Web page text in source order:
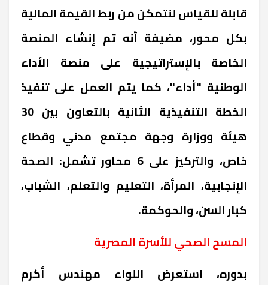
قابلة للقياس لنتمكن من ربط القيمة المالية
بكل محور، مضيفة أنه تم إنشاء المنصة
الخاصة بالإستراتيجية على منصة الأداء
الوطنية "أداء"، كما يتم العمل على تنفيذ
الخطة التنفيذية الثانية بالتعاون بين 30
هيئة ووزارة وجهة مجتمع مدني وقطاع
خاص، والتركيز على 6 محاور تشمل: الصحة
الإنجابية، المرأة، التعليم والتعلم، الشباب،
كبار السن، والحوكمة.
المسح الصحي للأسرة المصرية
بدوره، استعرض اللواء مهندس أكرم